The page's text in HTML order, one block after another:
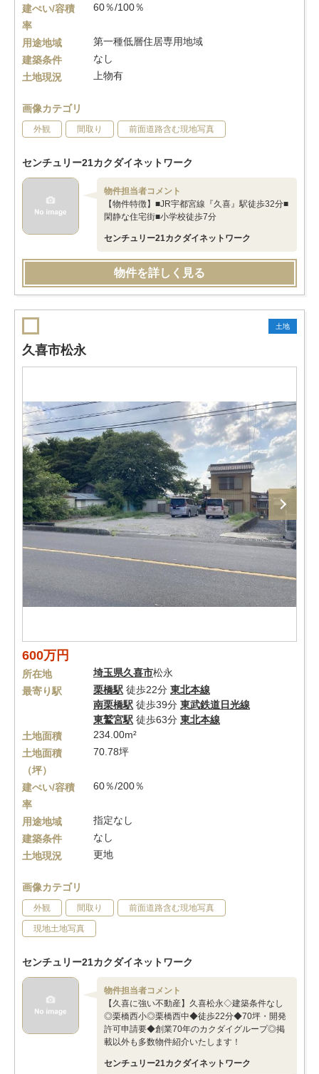
建ぺい/容積
率
60％/100％
用途地域
第一種低層住居専用地域
建築条件
なし
土地現況
上物有
画像カテゴリ
外観 間取り 前面道路含む現地写真
センチュリー21カクダイネットワーク
物件担当者コメント
【物件特徴】■JR宇都宮線『久喜』駅徒歩32分■
閑静な住宅街■小学校徒歩7分
センチュリー21カクダイネットワーク
物件を詳しく見る
土地
久喜市松永
600万円
所在地 埼玉県久喜市松永
最寄り駅
栗橋駅 徒歩22分 東北本線
南栗橋駅 徒歩39分 東武鉄道日光線
東鷲宮駅 徒歩63分 東北本線
土地面積
234.00m²
土地面積
（坪）
70.78坪
建ぺい/容積
率
60％/200％
用途地域
指定なし
建築条件
なし
土地現況
更地
画像カテゴリ
外観 間取り 前面道路含む現地写真
現地土地写真
センチュリー21カクダイネットワーク
物件担当者コメント
【久喜に強い不動産】久喜松永◇建築条件なし
◎栗橋西小◎栗橋西中◆徒歩22分◆70坪・開発
許可申請要◆創業70年のカクダイグループ◎掲
載以外も多数物件紹介いたします！
センチュリー21カクダイネットワーク